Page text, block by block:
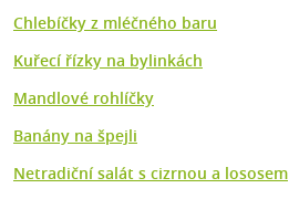
Chlebíčky z mléčného baru
Kuřecí řízky na bylinkách
Mandlové rohlíčky
Banány na špejli
Netradiční salát s cizrnou a lososem